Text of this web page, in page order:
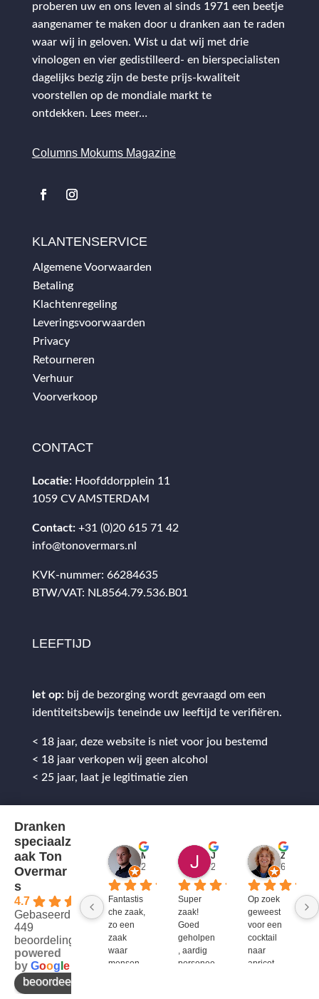
proberen uw en ons leven al sinds 1971 een beetje
aangenamer te maken door u dranken aan te raden
waar wij in geloven. Wist u dat wij met drie
vinologen en vier gedistilleerd- en bierspecialisten
dagelijks bezig zijn de beste prijs-kwaliteit
voorstellen op de mondiale markt te
ontdekken. Lees meer…
Columns Mokums Magazine
KLANTENSERVICE
Algemene Voorwaarden
Betaling
Klachtenregeling
Leveringsvoorwaarden
Privacy
Retourneren
Verhuur
Voorverkoop
CONTACT
Locatie: Hoofddorpplein 11
1059 CV AMSTERDAM
Contact: +31 (0)20 615 71 42
info@tonovermars.nl
KVK-nummer: 66284635
BTW/VAT: NL8564.79.536.B01
LEEFTIJD
let op: bij de bezorging wordt gevraagd om een
identiteitsbewijs teneinde uw leeftijd te verifiëren.
< 18 jaar, deze website is niet voor jou bestemd
< 18 jaar verkopen wij geen alcohol
< 25 jaar, laat je legitimatie zien
Dranken
speciaalz
aak Ton
Overmar
s
4.7
Gebaseerd op
449
beoordelingen
powered
by Goog e
beoordeel ons op
2 jaar geleden
Fantastis
che zaak,
zo een
zaak
waar
mensen
2 jaar geleden
Super
zaak!
Goed
geholpen
, aardig
personee
6 jaar
Op zoek
geweest
voor een
cocktail
naar
apricot